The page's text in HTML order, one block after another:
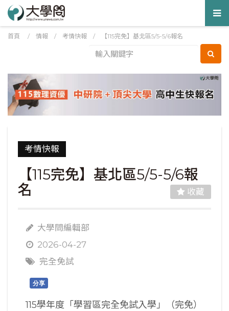
首頁 / 情報 / 考情快報 / 【115完免】基北區5/5-5/6報名
考情快報
【115完免】基北區5/5-5/6報
名
收藏
大學問編輯部
2026-04-27
完全免試
分享
115學年度「學習區完全免試入學」（完免）